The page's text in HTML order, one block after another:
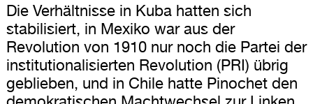
Die Verhältnisse in Kuba hatten sich
stabilisiert, in Mexiko war aus der
Revolution von 1910 nur noch die Partei der
institutionalisierten Revolution (PRI) übrig
geblieben, und in Chile hatte Pinochet den